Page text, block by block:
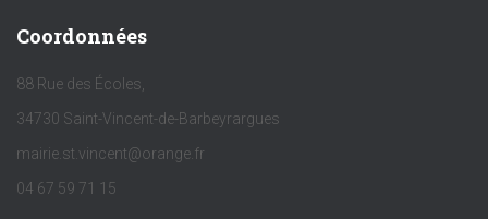
Coordonnées
88 Rue des Écoles,
34730 Saint-Vincent-de-Barbeyrargues
mairie.st.vincent@orange.fr
04 67 59 71 15